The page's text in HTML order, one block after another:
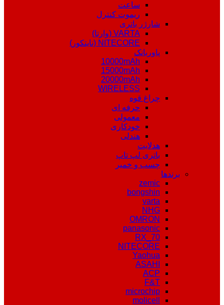
ساعت
ریموت کنترل
شارژر باتری
VARTA (وارتا)
NITECORE (نایتکور)
پاوربانک
10000mAh
15000mAh
20000mAh
WIRELESS
چراغ قوه
حرفه ای
معمولی
خودکاری
هندلی
هدلایت
باتری لپ تاپ
چسب و خمیر
برندها
zemic
bongshin
varta
NHG
OMRON
panasonic
RX_70
NITECORE
Yaohua
ASAHI
ACP
F&T
microchip
molicell